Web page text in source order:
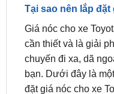
cần thiết và là giải
chuyến đi xa, dã
bạn. Dưới đây là
đặt giá nóc cho xe
Tăng khả năng